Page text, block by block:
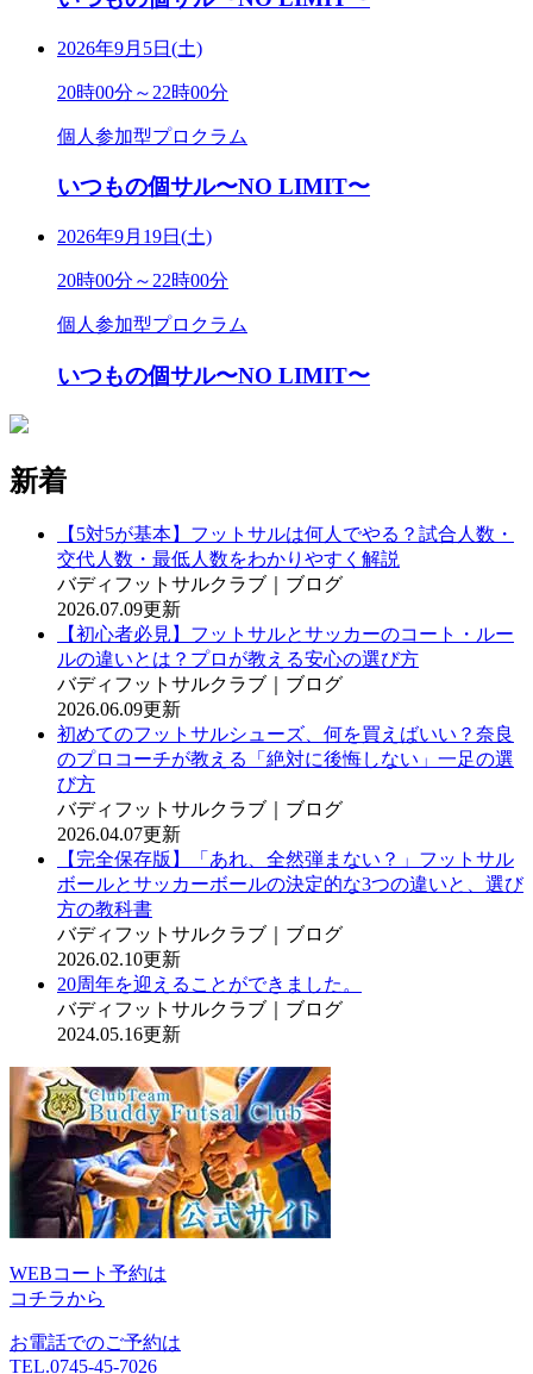
2026年9月5日(土)
20時00分～22時00分
個人参加型プロクラム
いつもの個サル〜NO LIMIT〜
2026年9月19日(土)
20時00分～22時00分
個人参加型プロクラム
いつもの個サル〜NO LIMIT〜
新着
【5対5が基本】フットサルは何人でやる？試合人数・
交代人数・最低人数をわかりやすく解説
バディフットサルクラブ｜ブログ
2026.07.09更新
【初心者必見】フットサルとサッカーのコート・ルー
ルの違いとは？プロが教える安心の選び方
バディフットサルクラブ｜ブログ
2026.06.09更新
初めてのフットサルシューズ、何を買えばいい？奈良
のプロコーチが教える「絶対に後悔しない」一足の選
び方
バディフットサルクラブ｜ブログ
2026.04.07更新
【完全保存版】「あれ、全然弾まない？」フットサル
ボールとサッカーボールの決定的な3つの違いと、選び
方の教科書
バディフットサルクラブ｜ブログ
2026.02.10更新
20周年を迎えることができました。
バディフットサルクラブ｜ブログ
2024.05.16更新
WEBコート予約は
コチラから
お電話でのご予約は
TEL.0745-45-7026